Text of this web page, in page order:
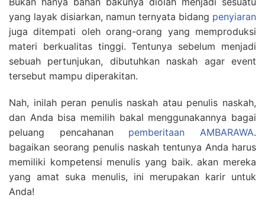
yang layak disiarkan, namun ternyata bidang penyiaran
juga ditempati oleh orang-orang yang memproduksi
materi berkualitas tinggi. Tentunya sebelum menjadi
sebuah pertunjukan, dibutuhkan naskah agar event
tersebut mampu diperakitan.
Nah, inilah peran penulis naskah atau penulis naskah,
dan Anda bisa memilih bakal menggunakannya bagai
peluang pencahanan pemberitaan AMBARAWA.
bagaikan seorang penulis naskah tentunya Anda harus
memiliki kompetensi menulis yang baik. akan mereka
yang amat suka menulis, ini merupakan karir untuk
Anda!